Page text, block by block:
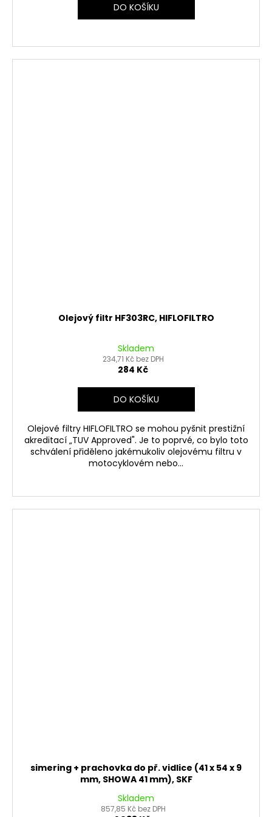
DO KOŠÍKU
Olejový filtr HF303RC, HIFLOFILTRO
Skladem
234,71 Kč bez DPH
284 Kč
DO KOŠÍKU
Olejové filtry HIFLOFILTRO se mohou pyšnit prestižní
akreditací „TUV Approved". Je to poprvé, co bylo toto
schválení přiděleno jakémukoliv olejovému filtru v
motocyklovém nebo...
simering + prachovka do př. vidlice (41 x 54 x 9
mm, SHOWA 41 mm), SKF
Skladem
857,85 Kč bez DPH